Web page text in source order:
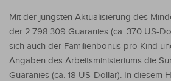
Mit der jüngsten Aktualisierung des
der 2.798.309 Guaranies (ca. 370 US-
sich auch der Familienbonus pro Kind
Angaben des Arbeitsministeriums die
Guaranies (ca. 18 US-Dollar). In diesem